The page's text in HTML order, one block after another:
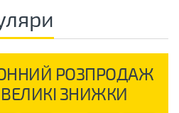
РОЗПРОДАЖ
ВЕЛИКІ ЗНИЖКИ